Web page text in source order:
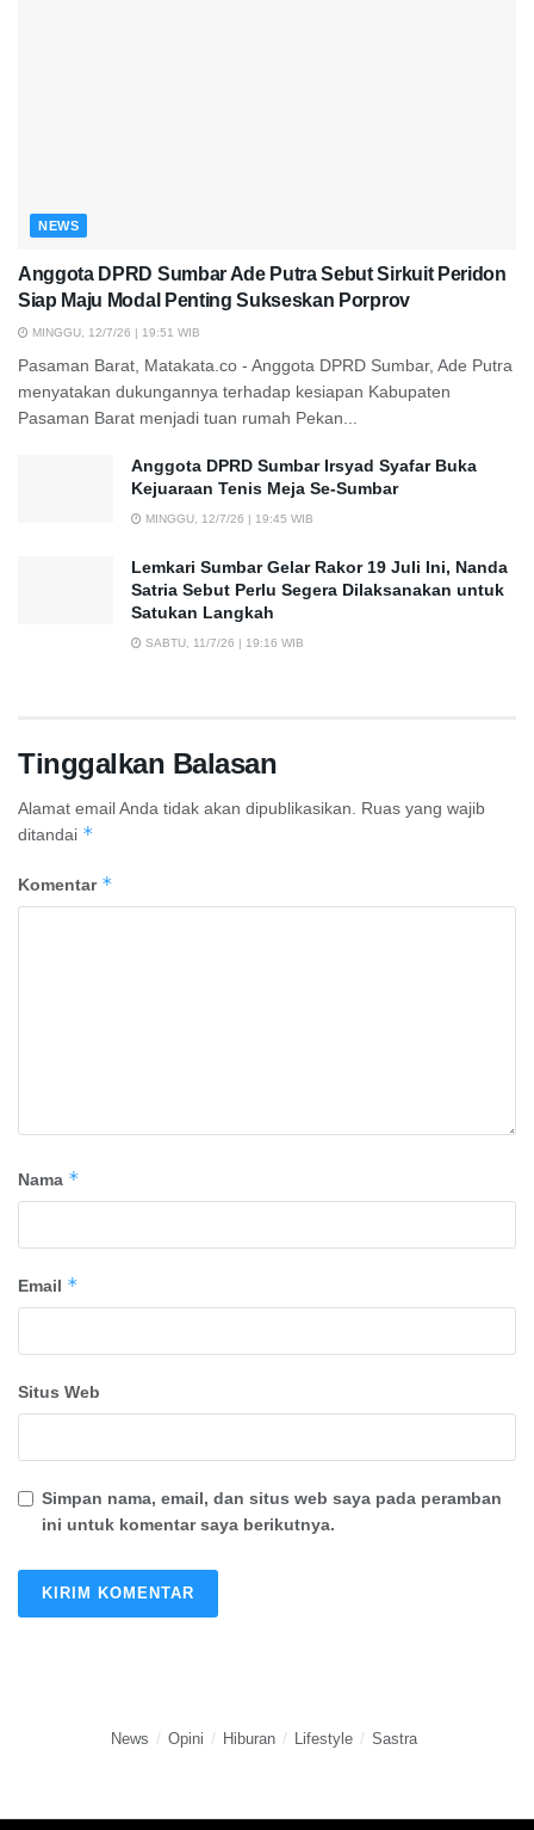
NEWS
Anggota DPRD Sumbar Ade Putra Sebut Sirkuit Peridon
Siap Maju Modal Penting Sukseskan Porprov
MINGGU, 12/7/26 | 19:51 WIB
Pasaman Barat, Matakata.co - Anggota DPRD Sumbar, Ade Putra
menyatakan dukungannya terhadap kesiapan Kabupaten
Pasaman Barat menjadi tuan rumah Pekan...
Anggota DPRD Sumbar Irsyad Syafar Buka
Kejuaraan Tenis Meja Se-Sumbar
MINGGU, 12/7/26 | 19:45 WIB
Lemkari Sumbar Gelar Rakor 19 Juli Ini, Nanda
Satria Sebut Perlu Segera Dilaksanakan untuk
Satukan Langkah
SABTU, 11/7/26 | 19:16 WIB
Tinggalkan Balasan
Alamat email Anda tidak akan dipublikasikan.
Ruas yang wajib
ditandai *
Komentar *
Nama *
Email *
Situs Web
Simpan nama, email, dan situs web saya pada peramban
ini untuk komentar saya berikutnya.
News Opini Hiburan Lifestyle Sastra